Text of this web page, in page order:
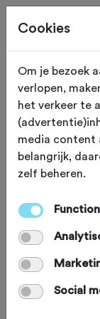
Gelre
Deze tocht
september 2025.
Cookies
Om je bezoek
verlopen,
het verkeer te
media content
belangrijk,
zelf beheren.
Social